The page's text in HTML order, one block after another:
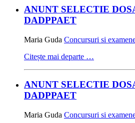
ANUNT SELECTIE
DADPPAET
Maria Guda Concursuri si
Citește mai departe …
ANUNT SELECTIE
DADPPAET
Maria Guda Concursuri si